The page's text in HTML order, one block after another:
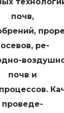
почв,
ре-
почв и
проведе-